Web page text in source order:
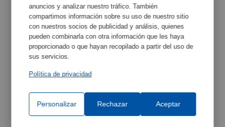
Equipamento
anuncios y analizar nuestro tráfico. También
compartimos información sobre su uso de nuestro sitio
con nuestros socios de publicidad y análisis, quienes
pueden combinarla con otra información que les haya
proporcionado o que hayan recopilado a partir del uso de
sus servicios.
Política de privacidad
Personalizar Rechazar Aceptar